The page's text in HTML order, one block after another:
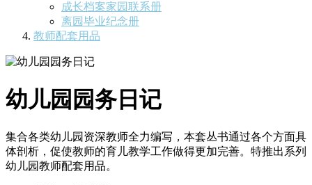
成长档案家园联系册
离园毕业纪念册
教师配套用品
幼儿园园务日记
集合各类幼儿园资深教师全力编写，本套丛书通过各个方面具
体剖析，促使教师的育儿教学工作做得更加完善。特推出系列
幼儿园教师配套用品。